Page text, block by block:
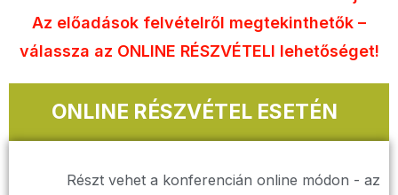
Az előadások felvételről megtekinthetők –
válassza az ONLINE RÉSZVÉTELI lehetőséget!
ONLINE RÉSZVÉTEL ESETÉN
Részt vehet a konferencián online módon - az